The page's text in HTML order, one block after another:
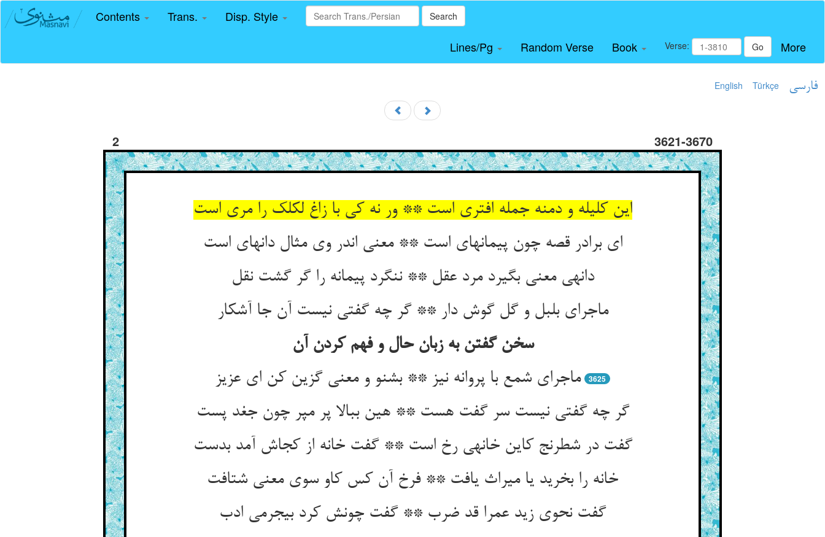
Contents Trans. Disp. Style Search
Lines/Pg Random Verse Book Verse: Go More
English Türkçe فارسی
2 3621-3670
این کلیله و دمنه جمله افتری است ** ور نه کی با زاغ لکلک را مری است‏
ای برادر قصه چون پیمانه‏ای است ** معنی اندر وی مثال دانه‏ای است‏
دانه‏ی معنی بگیرد مرد عقل ** ننگرد پیمانه را گر گشت نقل‏
ماجرای بلبل و گل گوش دار ** گر چه گفتی نیست آن جا آشکار
سخن گفتن به زبان حال و فهم کردن آن
ماجرای شمع با پروانه نیز ** بشنو و معنی گزین کن ای عزیز
3625
گر چه گفتی نیست سر گفت هست ** هین ببالا پر مپر چون جغد پست‏
گفت در شطرنج کاین خانه‏ی رخ است ** گفت خانه از کجاش آمد بدست‏
خانه را بخرید یا میراث یافت ** فرخ آن کس کاو سوی معنی شتافت‏
گفت نحوی زید عمرا قد ضرب ** گفت چونش کرد بی‏جرمی ادب‏